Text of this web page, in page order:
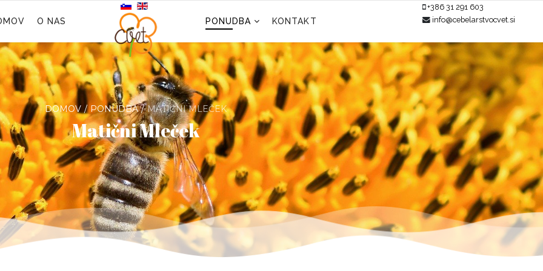
O NAS PONUDBA KONTAKT
+386 31 291 603
info@cebelarstvocvet.si
DOMOV PONUDBA MATIČNI MLEČEK
Matični Mleček